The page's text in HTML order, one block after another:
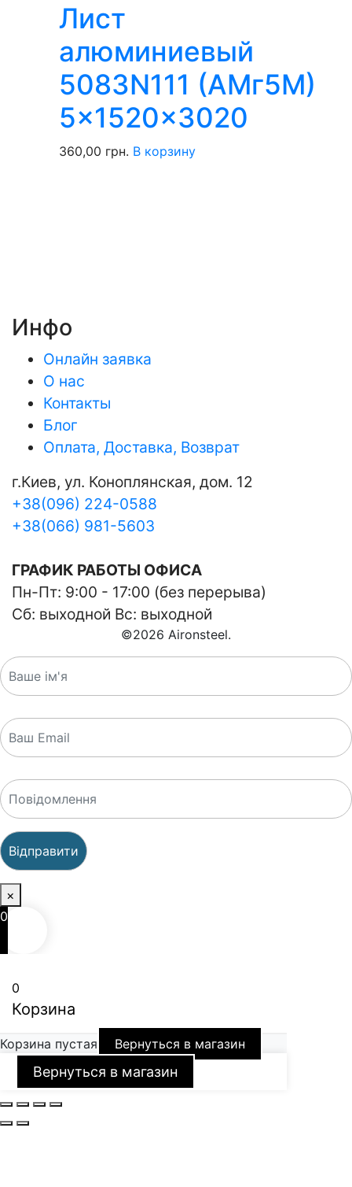
Лист
алюминиевый
5083N111 (АМг5М)
5x1520x3020
360,00 грн. В корзину
Инфо
Онлайн заявка
О нас
Контакты
Блог
Оплата, Доставка, Возврат
г.Киев, ул. Коноплянская, дом. 12
+38(096) 224-0588
+38(066) 981-5603
ГРАФИК РАБОТЫ ОФИСА
Пн-Пт: 9:00 - 17:00 (без перерыва)
Сб: выходной Вс: выходной
©2026 Aironsteel.
×
0
0
Корзина
Корзина пустая Вернуться в магазин
Вернуться в магазин